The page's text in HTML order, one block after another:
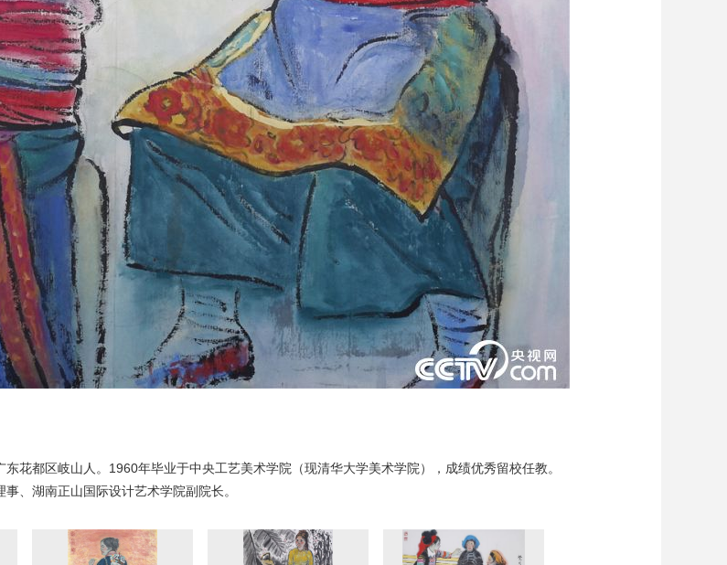
花都区岐山人。1960年毕业于中央工艺美术学院（现清华大学美术学院），成绩优秀留校任教。
、湖南正山国际设计艺术学院副院长。